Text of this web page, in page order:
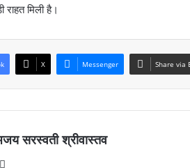
मिली है।
X Messenger Share via
सरस्वती श्रीवास्तव